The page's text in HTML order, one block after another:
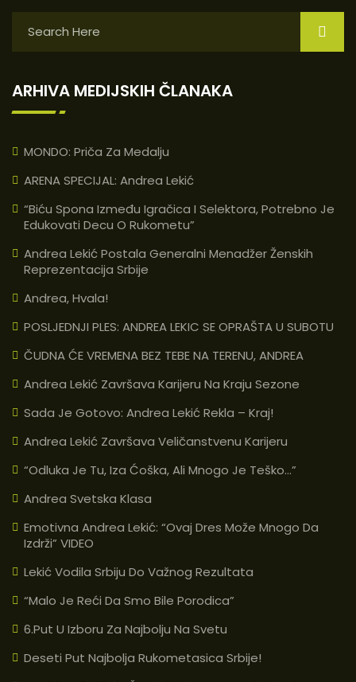
ARHIVA MEDIJSKIH ČLANAKA
MONDO: Priča Za Medalju
ARENA SPECIJAL: Andrea Lekić
“Biću Spona Između Igračica I Selektora, Potrebno Je
Edukovati Decu O Rukometu”
Andrea Lekić Postala Generalni Menadžer Ženskih
Reprezentacija Srbije
Andrea, Hvala!
POSLJEDNJI PLES: ANDREA LEKIC SE OPRAŠTA U SUBOTU
ČUDNA ĆE VREMENA BEZ TEBE NA TERENU, ANDREA
Andrea Lekić Završava Karijeru Na Kraju Sezone
Sada Je Gotovo: Andrea Lekić Rekla – Kraj!
Andrea Lekić Završava Veličanstvenu Karijeru
“Odluka Je Tu, Iza Ćoška, Ali Mnogo Je Teško…”
Andrea Svetska Klasa
Emotivna Andrea Lekić: “Ovaj Dres Može Mnogo Da
Izdrži” VIDEO
Lekić Vodila Srbiju Do Važnog Rezultata
“Malo Je Reći Da Smo Bile Porodica”
6.put U Izboru Za Najbolju Na Svetu
Deseti Put Najbolja Rukometasica Srbije!